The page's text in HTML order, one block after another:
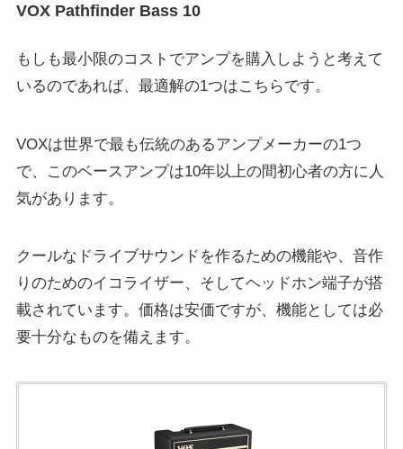
VOX Pathfinder Bass 10
もしも最小限のコストでアンプを購入しようと考えて
いるのであれば、最適解の1つはこちらです。
VOXは世界で最も伝統のあるアンプメーカーの1つ
で、このベースアンプは10年以上の間初心者の方に人
気があります。
クールなドライブサウンドを作るための機能や、音作
りのためのイコライザー、そしてヘッドホン端子が搭
載されています。価格は安価ですが、機能としては必
要十分なものを備えます。